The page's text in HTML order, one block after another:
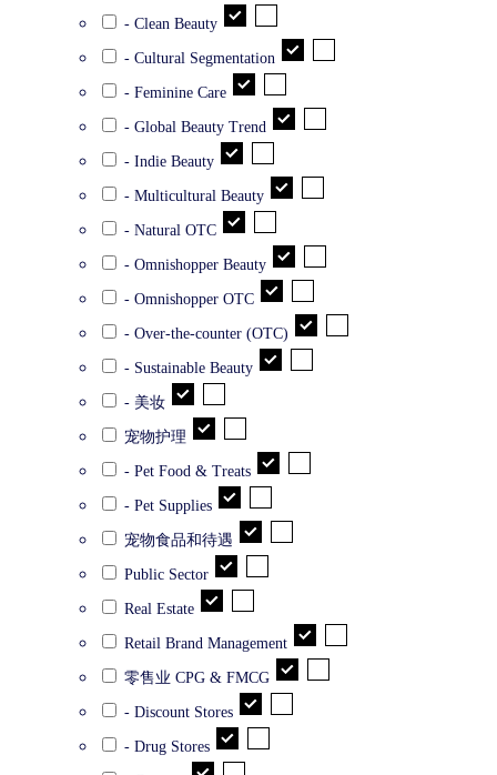
- Clean Beauty
- Cultural Segmentation
- Feminine Care
- Global Beauty Trend
- Indie Beauty
- Multicultural Beauty
- Natural OTC
- Omnishopper Beauty
- Omnishopper OTC
- Over-the-counter (OTC)
- Sustainable Beauty
- 美妆
宠物护理
- Pet Food & Treats
- Pet Supplies
宠物食品和待遇
Public Sector
Real Estate
Retail Brand Management
零售业 CPG & FMCG
- Discount Stores
- Drug Stores